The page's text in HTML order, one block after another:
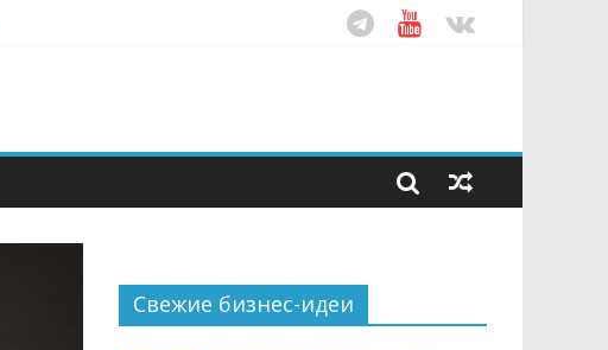
Свежие бизнес-идеи